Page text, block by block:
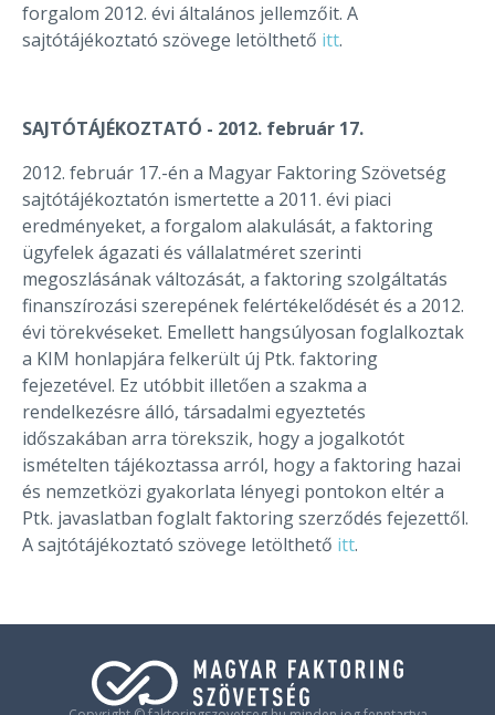
forgalom 2012. évi általános jellemzőit. A
sajtótájékoztató szövege letölthető itt.
SAJTÓTÁJÉKOZTATÓ - 2012. február 17.
2012. február 17.-én a Magyar Faktoring Szövetség
sajtótájékoztatón ismertette a 2011. évi piaci
eredményeket, a forgalom alakulását, a faktoring
ügyfelek ágazati és vállalatméret szerinti
megoszlásának változását, a faktoring szolgáltatás
finanszírozási szerepének felértékelődését és a 2012.
évi törekvéseket. Emellett hangsúlyosan foglalkoztak
a KIM honlapjára felkerült új Ptk. faktoring
fejezetével. Ez utóbbit illetően a szakma a
rendelkezésre álló, társadalmi egyeztetés
időszakában arra törekszik, hogy a jogalkotót
ismételten tájékoztassa arról, hogy a faktoring hazai
és nemzetközi gyakorlata lényegi pontokon eltér a
Ptk. javaslatban foglalt faktoring szerződés fejezettől.
A sajtótájékoztató szövege letölthető itt.